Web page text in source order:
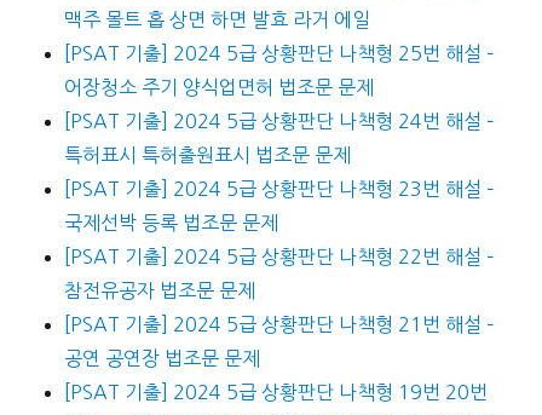
맥주 몰트 홉 상면 하면 발효 라거 에일
[PSAT 기출] 2024 5급 상황판단 나책형 25번 해설 –
어장청소 주기 양식업면허 법조문 문제
[PSAT 기출] 2024 5급 상황판단 나책형 24번 해설 –
특허표시 특허출원표시 법조문 문제
[PSAT 기출] 2024 5급 상황판단 나책형 23번 해설 –
국제선박 등록 법조문 문제
[PSAT 기출] 2024 5급 상황판단 나책형 22번 해설 –
참전유공자 법조문 문제
[PSAT 기출] 2024 5급 상황판단 나책형 21번 해설 –
공연 공연장 법조문 문제
[PSAT 기출] 2024 5급 상황판단 나책형 19번 20번